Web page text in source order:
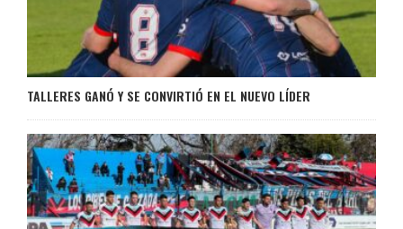
TALLERES GANÓ Y SE CONVIRTIÓ EN EL NUEVO LÍDER